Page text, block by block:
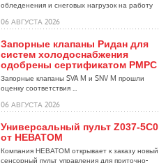
обледенения и снеговых нагрузок на работу
06 АВГУСТА 2026
Запорные клапаны Ридан для
систем холодоснабжения
одобрены сертификатом РМРС
Запорные клапаны SVA M и SNV M прошли
оценку соответствия ...
06 АВГУСТА 2026
Универсальный пульт Z037-5C0
от НЕВАТОМ
Компания НЕВАТОМ открывает к заказу новый
сенсорный пульт управления для приточно-